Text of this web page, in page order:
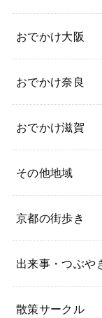
おでかけ大阪
おでかけ奈良
おでかけ滋賀
その他地域
京都の街歩き
出来事・つぶや
散策サークル